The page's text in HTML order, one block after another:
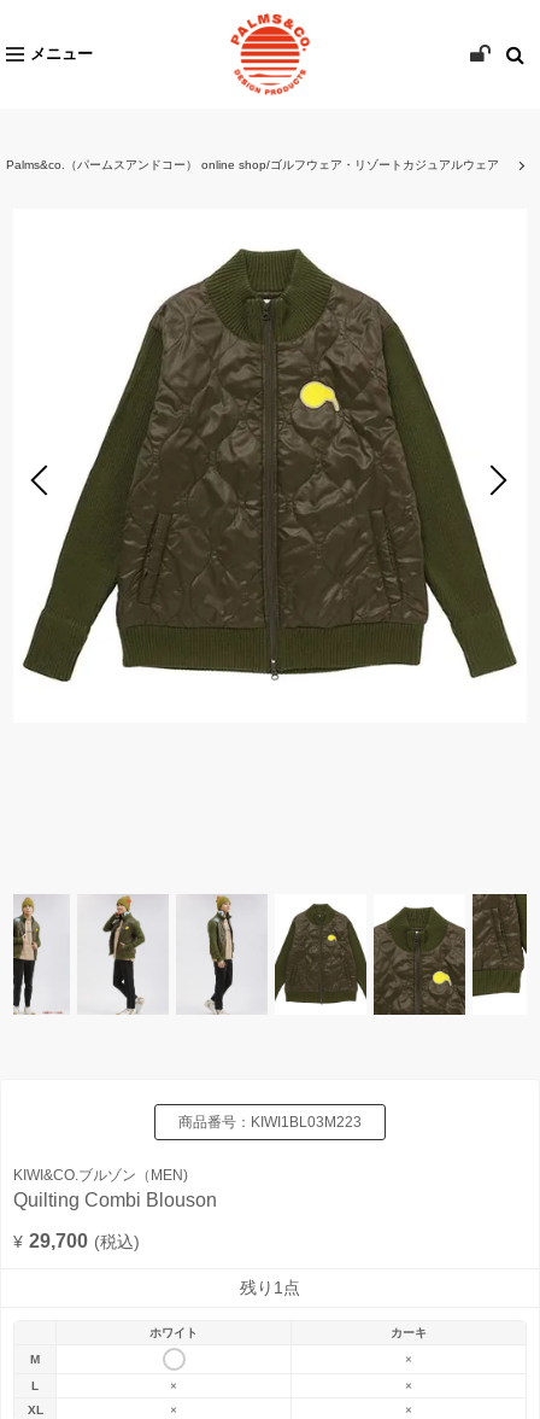
メニュー
Palms&co.（パームスアンドコー） online shop/ゴルフウェア・リゾートカジュアルウェア
商品番号： KIWI1BL03M223
KIWI&CO.ブルゾン（MEN)
Quilting Combi Blouson
¥ 29,700 (税込)
残り1点
ホワイト
カーキ
M
×
L
×
×
XL
× ×